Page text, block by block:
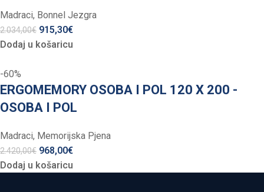
Madraci, Bonnel Jezgra
2.034,00€ 915,30€
Dodaj u košaricu
-60%
ERGOMEMORY OSOBA I POL 120 X 200 -
OSOBA I POL
Madraci, Memorijska Pjena
2.420,00€ 968,00€
Dodaj u košaricu